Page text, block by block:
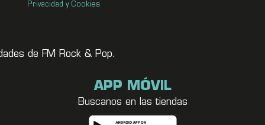
Privacidad y Cookies
de FM Rock & Pop.
APP MÓVIL
Buscanos en las tiendas